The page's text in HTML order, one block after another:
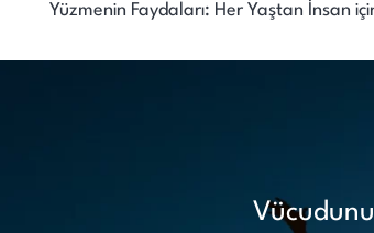
Yüzmenin Faydaları: Her Yaştan İnsan